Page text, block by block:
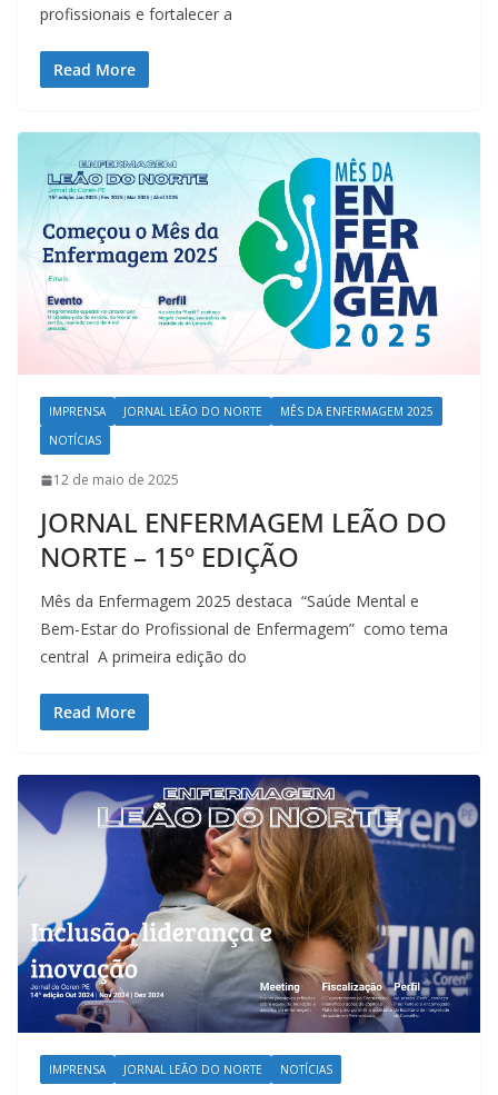
profissionais e fortalecer a
Read More
IMPRENSA JORNAL LEÃO DO NORTE
MÊS DA ENFERMAGEM 2025
NOTÍCIAS
12 de maio de 2025
JORNAL ENFERMAGEM LEÃO DO
NORTE – 15º EDIÇÃO
Mês da Enfermagem 2025 destaca “Saúde Mental e
Bem-Estar do Profissional de Enfermagem” como tema
central A primeira edição do
Read More
IMPRENSA JORNAL LEÃO DO NORTE NOTÍCIAS